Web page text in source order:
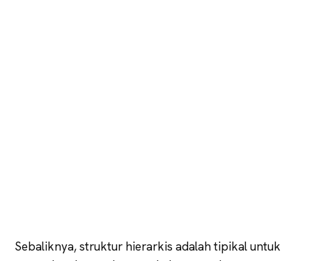
Sebaliknya, struktur hierarkis adalah tipikal untuk